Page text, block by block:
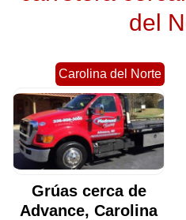
del
Carolina del Norte
Grúas cerca de
Advance, Carolina